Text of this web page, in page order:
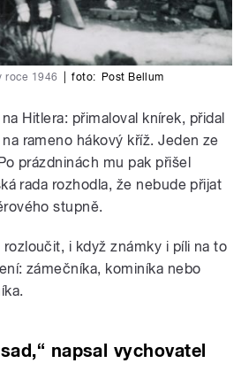
roce 1946 foto: Post Bellum
Hitlera: přimaloval knírek, přidal
rameno hákový kříž. Jeden ze
prázdninách mu pak přišel
rada rozhodla, že nebude přijat
stupně.
i když známky i píli na to
zámečníka, kominíka nebo
napsal vychovatel